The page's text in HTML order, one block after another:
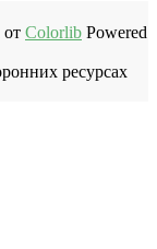
от Colorlib Powered
ресурсах